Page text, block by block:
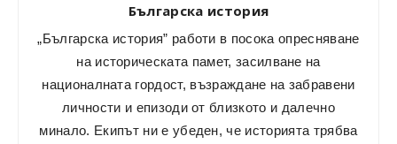
Българска история
„Българска история” работи в посока опресняване
на историческата памет, засилване на
националната гордост, възраждане на забравени
личности и епизоди от близкото и далечно
минало. Екипът ни е убеден, че историята трябва